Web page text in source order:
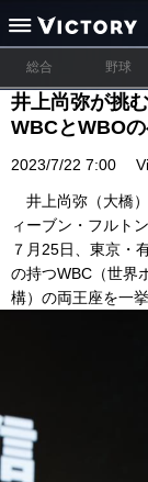
総合 野球
井上尚弥が挑
WBCとWBO
2023/7/22 7:00
井上尚弥（大橋
ィーブン・フルト
７月25日、東京・
の持つWBC（世界
構）の両王座を一